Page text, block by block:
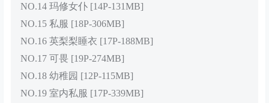
NO.14 玛修女仆 [14P-131MB]
NO.15 私服 [18P-306MB]
NO.16 英梨梨睡衣 [17P-188MB]
NO.17 可畏 [19P-274MB]
NO.18 幼稚园 [12P-115MB]
NO.19 室内私服 [17P-339MB]